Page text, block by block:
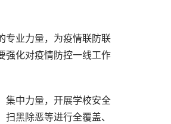
业力量，为疫情联防联
强化对疫情防控一线工作
中力量，开展学校安全
黑除恶等进行全覆盖、